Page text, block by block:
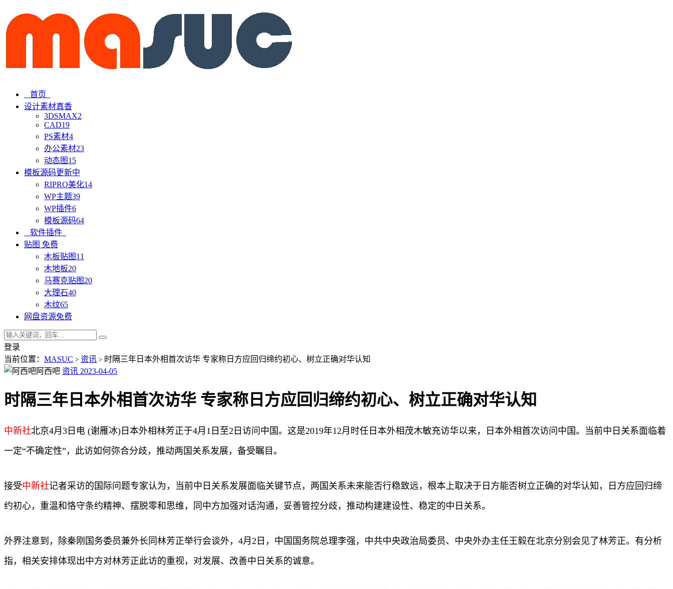
首页
设计素材真香
3DSMAX2
CAD19
PS素材4
办公素材23
动态图 15
模板源码更新中
RIPRO美化14
WP主题39
WP插件6
模板源码64
软件插件
贴图 免费
木板贴图 11
木地板20
马赛克贴图 20
大理石40
木纹65
网盘资源免费
登录
当前位置： MASUC > 资讯 > 时隔三年日本外相首次访华 专家称日方应回归缔约初心、树立正确对华认知
阿西吧 资讯 2023-04-05
时隔三年日本外相首次访华 专家称日方应回归缔约初心、树立正确对华认知
中新社北京4月3日电 (谢雁冰)日本外相林芳正于4月1日至2日访问中国。这是2019年12月时任日本外相茂木敏充访华以来，日本外相首次访问中国。当前中日关系面临着
一定“不确定性”，此访如何弥合分歧，推动两国关系发展，备受瞩目。
接受中新社记者采访的国际问题专家认为，当前中日关系发展面临关键节点，两国关系未来能否行稳致远，根本上取决于日方能否树立正确的对华认知，日方应回归缔
约初心，重温和恪守条约精神、摆脱零和思维，同中方加强对话沟通，妥善管控分歧，推动构建建设性、稳定的中日关系。
外界注意到，除秦刚国务委员兼外长同林芳正举行会谈外，4月2日，中国国务院总理李强，中共中央政治局委员、中央外办主任王毅在北京分别会见了林芳正。有分析
指，相关安排体现出中方对林芳正此访的重视，对发展、改善中日关系的诚意。